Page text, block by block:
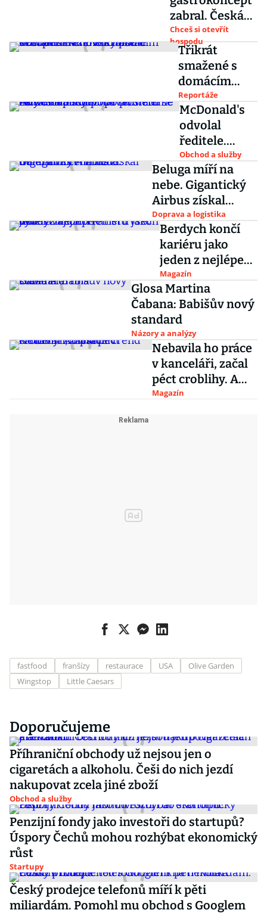
zabral. Česká
hranolkárna
nepřestává
expandovat do
dalších měst
Chceš si otevřít
hospodu
Třikrát
smažené s
domácím
kečupem. V
novém bistru
dostanete
hranolky
podle
michelinskéh
o kuchaře
Reportáže
McDonald's
odvolal
ředitele.
Autor
nápadu
podávat
snídaně celý
den odchází
po poměru se
zaměstnanky
ní
Obchod a služby
Beluga míří na
nebe. Gigantický
Airbus získal
důležitou
certifikaci
Doprava a logistika
Berdych končí
kariéru jako
jeden z nejlépe
vydělávajících
tenistů všech
dob
Magazín
Glosa Martina
Čabana: Babišův nový
standard
Názory a analýzy
Nebavila ho práce
v kanceláři, začal
péct croblihy. A
nastolil trend
Magazín
fastfood franšízy restaurace USA
Olive Garden
Wingstop
Little Caesars
Doporučujeme
Příhraniční obchody už nejsou jen o
cigaretách a alkoholu. Češi do nich jezdí
nakupovat zcela jiné zboží
Obchod a služby
Penzijní fondy jako investoři do startupů?
Úspory Čechů mohou rozhýbat ekonomický
růst
Startupy
Český prodejce telefonů míří k pěti
miliardám. Pomohl mu obchod s Googlem